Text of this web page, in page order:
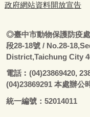
政府網站資料開放宣告
◎臺中市動物保護防疫處
段28-18號 / No.28-
District,Taichung City
電話︰ (04)23869420,
(04)23869291 本處辦公
統一編號：52014011